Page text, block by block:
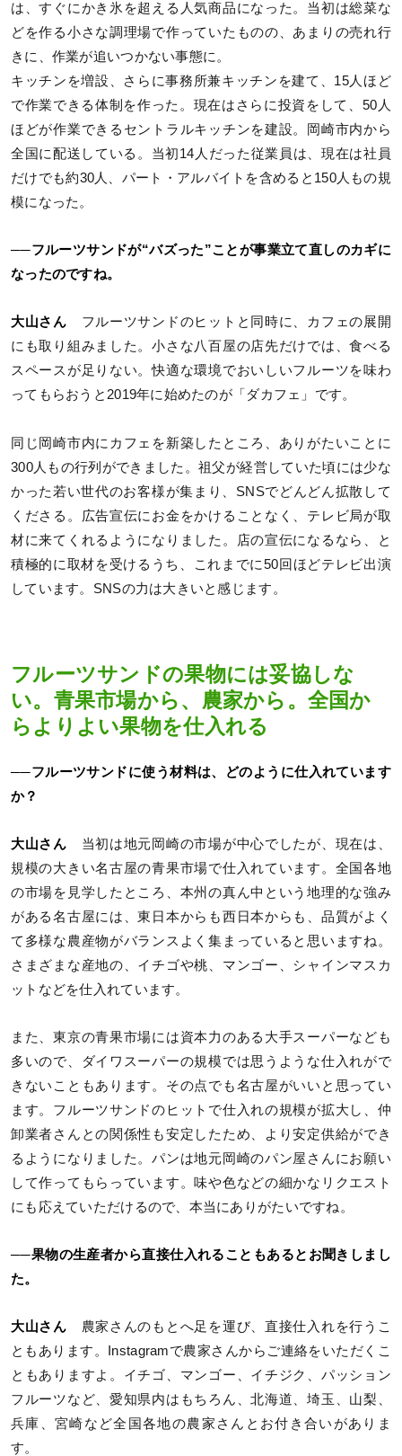
は、すぐにかき氷を超える人気商品になった。当初は総菜な
どを作る小さな調理場で作っていたものの、あまりの売れ行
きに、作業が追いつかない事態に。
キッチンを増設、さらに事務所兼キッチンを建て、15人ほど
で作業できる体制を作った。現在はさらに投資をして、50人
ほどが作業できるセントラルキッチンを建設。岡崎市内から
全国に配送している。当初14人だった従業員は、現在は社員
だけでも約30人、パート・アルバイトを含めると150人もの規
模になった。
──フルーツサンドが“バズった”ことが事業立て直しのカギに
なったのですね。
大山さん フルーツサンドのヒットと同時に、カフェの展開
にも取り組みました。小さな八百屋の店先だけでは、食べる
スペースが足りない。快適な環境でおいしいフルーツを味わ
ってもらおうと2019年に始めたのが「ダカフェ」です。
同じ岡崎市内にカフェを新築したところ、ありがたいことに
300人もの行列ができました。祖父が経営していた頃には少な
かった若い世代のお客様が集まり、SNSでどんどん拡散して
くださる。広告宣伝にお金をかけることなく、テレビ局が取
材に来てくれるようになりました。店の宣伝になるなら、と
積極的に取材を受けるうち、これまでに50回ほどテレビ出演
しています。SNSの力は大きいと感じます。
フルーツサンドの果物には妥協しな
い。青果市場から、農家から。全国か
らよりよい果物を仕入れる
──フルーツサンドに使う材料は、どのように仕入れています
か？
大山さん 当初は地元岡崎の市場が中心でしたが、現在は、
規模の大きい名古屋の青果市場で仕入れています。全国各地
の市場を見学したところ、本州の真ん中という地理的な強み
がある名古屋には、東日本からも西日本からも、品質がよく
て多様な農産物がバランスよく集まっていると思いますね。
さまざまな産地の、イチゴや桃、マンゴー、シャインマスカ
ットなどを仕入れています。
また、東京の青果市場には資本力のある大手スーパーなども
多いので、ダイワスーパーの規模では思うような仕入れがで
きないこともあります。その点でも名古屋がいいと思ってい
ます。フルーツサンドのヒットで仕入れの規模が拡大し、仲
卸業者さんとの関係性も安定したため、より安定供給ができ
るようになりました。パンは地元岡崎のパン屋さんにお願い
して作ってもらっています。味や色などの細かなリクエスト
にも応えていただけるので、本当にありがたいですね。
──果物の生産者から直接仕入れることもあるとお聞きしまし
た。
大山さん 農家さんのもとへ足を運び、直接仕入れを行うこ
ともあります。Instagramで農家さんからご連絡をいただくこ
ともありますよ。イチゴ、マンゴー、イチジク、パッション
フルーツなど、愛知県内はもちろん、北海道、埼玉、山梨、
兵庫、宮崎など全国各地の農家さんとお付き合いがありま
す。